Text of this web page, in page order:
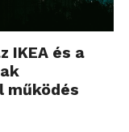
IKEA és a
működés